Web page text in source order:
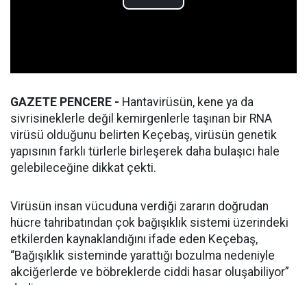
GAZETE PENCERE - Hantavirüsün, kene ya da
sivrisineklerle değil kemirgenlerle taşınan bir RNA
virüsü olduğunu belirten Keçebaş, virüsün genetik
yapısının farklı türlerle birleşerek daha bulaşıcı hale
gelebileceğine dikkat çekti.
Virüsün insan vücuduna verdiği zararın doğrudan
hücre tahribatından çok bağışıklık sistemi üzerindeki
etkilerden kaynaklandığını ifade eden Keçebaş,
“Bağışıklık sisteminde yarattığı bozulma nedeniyle
akciğerlerde ve böbreklerde ciddi hasar oluşabiliyor”